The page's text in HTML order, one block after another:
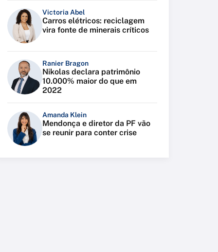
Victoria Abel
Carros elétricos: reciclagem
vira fonte de minerais críticos
Ranier Bragon
Nikolas declara patrimônio
10.000% maior do que em
2022
Amanda Klein
Mendonça e diretor da PF vão
se reunir para conter crise